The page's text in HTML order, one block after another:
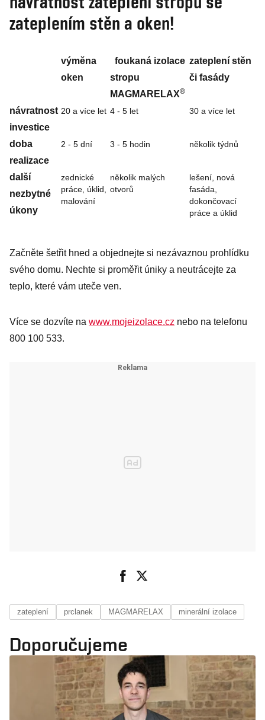
zateplením stěn a oken!
výměna
oken
foukaná izolace
stropu
MAGMARELAX®
zateplení stěn
či fasády
návratnost
investice
20 a více let 4 - 5 let 30 a více let
doba
realizace
2 - 5 dní 3 - 5 hodin několik týdnů
další
nezbytné
úkony
zednické
práce, úklid,
malování
několik malých
otvorů
lešení, nová
fasáda,
dokončovací
práce a úklid
Začněte šetřit hned a objednejte si nezávaznou prohlídku
svého domu. Nechte si proměřit úniky a neutrácejte za
teplo, které vám uteče ven.
Více se dozvíte na www.mojeizolace.cz nebo na telefonu
800 100 533.
zateplení prclanek MAGMARELAX minerální izolace
Doporučujeme